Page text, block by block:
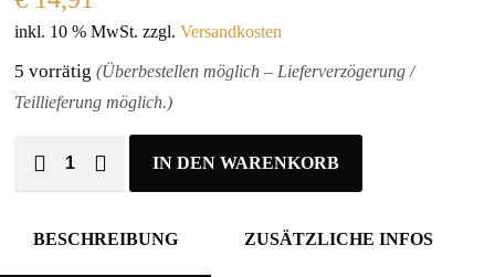
inkl. 10 % MwSt. zzgl.Versandkosten
5 vorrätig(Überbestellen möglich – Lieferverzögerung /
Teillieferung möglich.)
IN DEN WARENKORB
BESCHREIBUNG ZUSÄTZLICHE INFOS